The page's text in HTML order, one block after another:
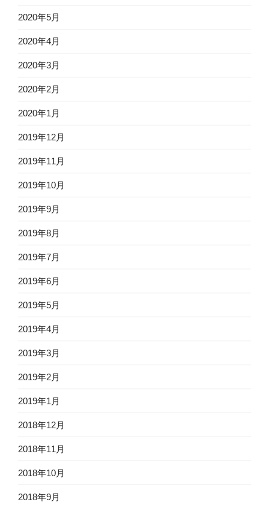
2020年5月
2020年4月
2020年3月
2020年2月
2020年1月
2019年12月
2019年11月
2019年10月
2019年9月
2019年8月
2019年7月
2019年6月
2019年5月
2019年4月
2019年3月
2019年2月
2019年1月
2018年12月
2018年11月
2018年10月
2018年9月